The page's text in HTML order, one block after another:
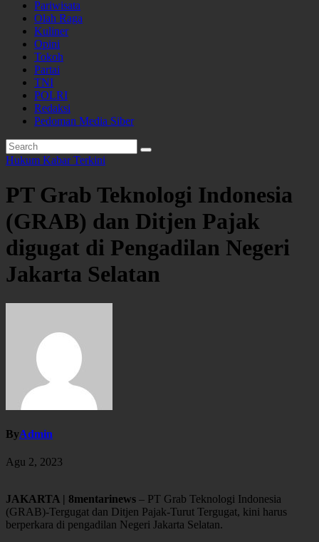
Pariwisata
Olah Raga
Kuliner
Opini
Tokoh
Partai
TNI
POLRI
Redaksi
Pedoman Media Siber
Hukum Kabar Terkini
PT Grab Teknologi Indonesia
(GRAB) dan Ditjen Pajak
digugat di Pengadilan Negeri
Jakarta Selatan
ByAdmin
Agu 2, 2023
JAKARTA | 8mentarinews – PT Grab Teknologi Indonesia
(GRAB)-Tergugat dan Ditjen Pajak-Turut Tergugat, kini harus
berperkara di pengadilan Negeri Jakarta Selatan.